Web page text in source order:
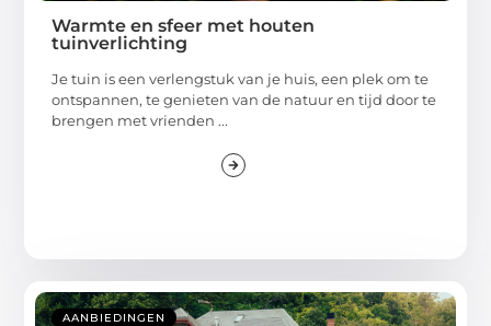
Warmte en sfeer met houten
tuinverlichting
Je tuin is een verlengstuk van je huis, een plek om te
ontspannen, te genieten van de natuur en tijd door te
brengen met vrienden ...
AANBIEDINGEN